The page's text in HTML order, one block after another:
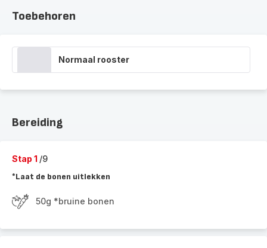
Toebehoren
Normaal rooster
Bereiding
Stap 1 /9
*Laat de bonen uitlekken
50g *bruine bonen